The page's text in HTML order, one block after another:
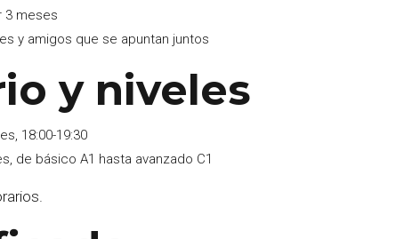
3 meses
y amigos que se apuntan juntos
y niveles
18:00-19:30
de básico A1 hasta avanzado C1